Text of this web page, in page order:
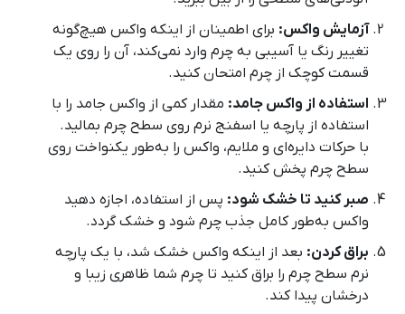
آزمایش واکس: برای اطمینان از اینکه واکس هیچ‌گونه
تغییر رنگ یا آسیبی به چرم وارد نمی‌کند، آن را روی یک
قسمت کوچک از چرم امتحان کنید.
استفاده از واکس جامد: مقدار کمی از واکس جامد را با
استفاده از پارچه یا اسفنج نرم روی سطح چرم بمالید.
با حرکات دایره‌ای و ملایم، واکس را به‌طور یکنواخت روی
سطح چرم پخش کنید.
صبر کنید تا خشک شود: پس از استفاده، اجازه دهید
واکس به‌طور کامل جذب چرم شود و خشک گردد.
براق کردن: بعد از اینکه واکس خشک شد، با یک پارچه
نرم سطح چرم را براق کنید تا چرم شما ظاهری زیبا و
درخشان پیدا کند.